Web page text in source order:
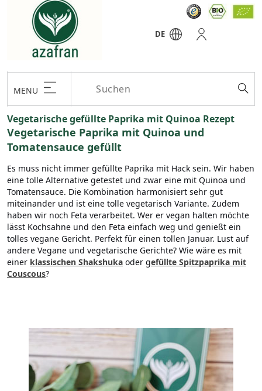
DE
MENU
Vegetarische gefüllte Paprika mit Quinoa Rezept
Vegetarische Paprika mit Quinoa und
Tomatensauce gefüllt
Es muss nicht immer gefüllte Paprika mit Hack sein. Wir haben
eine tolle Alternative getestet und zwar eine mit Quinoa und
Tomatensauce. Die Kombination harmonisiert sehr gut
miteinander und ist eine tolle vegetarisch Variante. Zudem
haben wir noch Feta verarbeitet. Wer er vegan halten möchte
lässt Kochsahne und den Feta einfach weg und genießt ein
tolles vegane Gericht. Perfekt für einen tollen Januar. Lust auf
andere Vegane und vegetarische Gerichte? Wie wäre es mit
einer klassischen Shakshuka oder gefüllte Spitzpaprika mit
Couscous?